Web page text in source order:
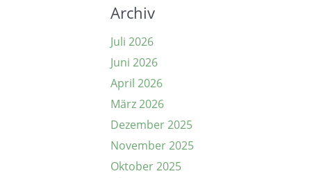
Archiv
Juli 2026
Juni 2026
April 2026
März 2026
Dezember 2025
November 2025
Oktober 2025